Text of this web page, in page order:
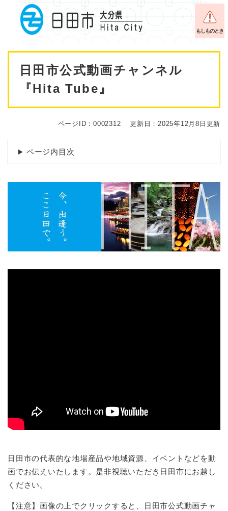
メニューを飛ばして本文へ
もしものとき
日田市公式動画チャンネル
『Hita Tube』
ページID：0002312 更新日：2025年12月8日更新
ページ内目次
日田市の代表的な地場産品や地域資源、イベントなどを動
画でお伝えいたします。是非視聴いただき日田市にお越し
ください。
【注意】画像の上でクリックすると、日田市公式動画チャ